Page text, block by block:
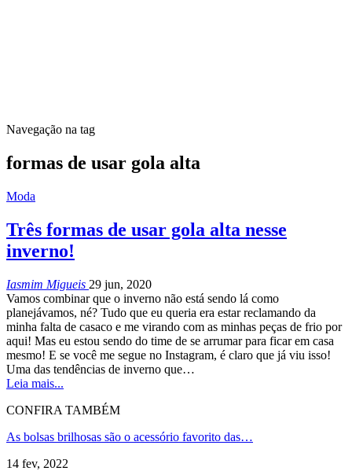
Navegação na tag
formas de usar gola alta
Moda
Três formas de usar gola alta nesse
inverno!
Iasmim Migueis 29 jun, 2020
Vamos combinar que o inverno não está sendo lá como
planejávamos, né? Tudo que eu queria era estar reclamando da
minha falta de casaco e me virando com as minhas peças de frio por
aqui! Mas eu estou sendo do time de se arrumar para ficar em casa
mesmo! E se você me segue no Instagram, é claro que já viu isso!
Uma das tendências de inverno que…
Leia mais...
CONFIRA TAMBÉM
As bolsas brilhosas são o acessório favorito das…
14 fev, 2022